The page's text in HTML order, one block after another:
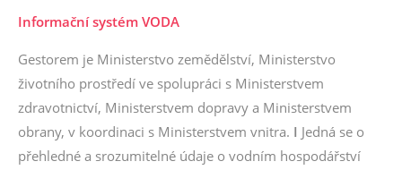
Informační systém VODA
Gestorem je Ministerstvo zemědělství, Ministerstvo
životního prostředí ve spolupráci s Ministerstvem
zdravotnictví, Ministerstvem dopravy a Ministerstvem
obrany, v koordinaci s Ministerstvem vnitra. I Jedná se o
přehledné a srozumitelné údaje o vodním hospodářství